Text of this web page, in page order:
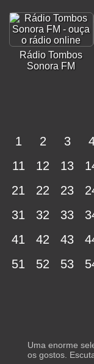
Rádio Tombos
Sonora FM
1 2 3
11
12 13
21
22 23
31
32 33
41
42 43
51
52 53
Uma enorme
os gostos.